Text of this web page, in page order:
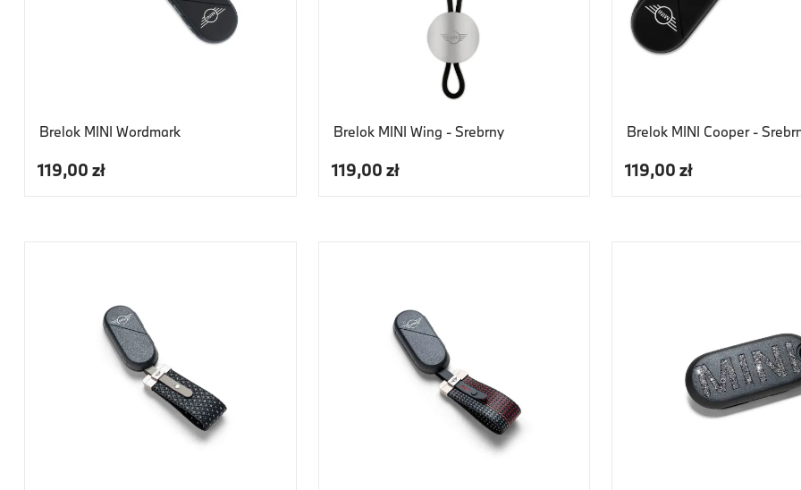
Brelok MINI Wordmark
119,00 zł
Brelok MINI Wing - Srebrny
119,00 zł
Brelok MINI Cooper -
119,00 zł